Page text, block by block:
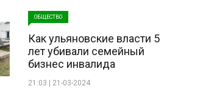
ОБЩЕСТВО
Как ульяновские власти 5
лет убивали семейный
бизнес инвалида
21:03 | 21-03-2024